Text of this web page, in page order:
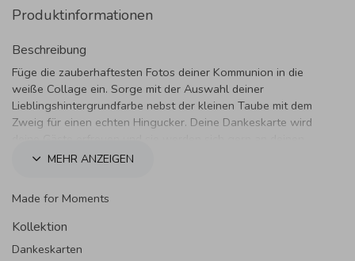
Produktinformationen
Beschreibung
Füge die zauberhaftesten Fotos deiner Kommunion in die
weiße Collage ein. Sorge mit der Auswahl deiner
Lieblingshintergrundfarbe nebst der kleinen Taube mit dem
Zweig für einen echten Hingucker. Deine Dankeskarte wird
Tag zurückerinnern.
MEHR ANZEIGEN
Made for Moments
Kollektion
Dankeskarten